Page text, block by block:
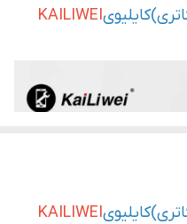
KAILIWEI
KAILIWEI